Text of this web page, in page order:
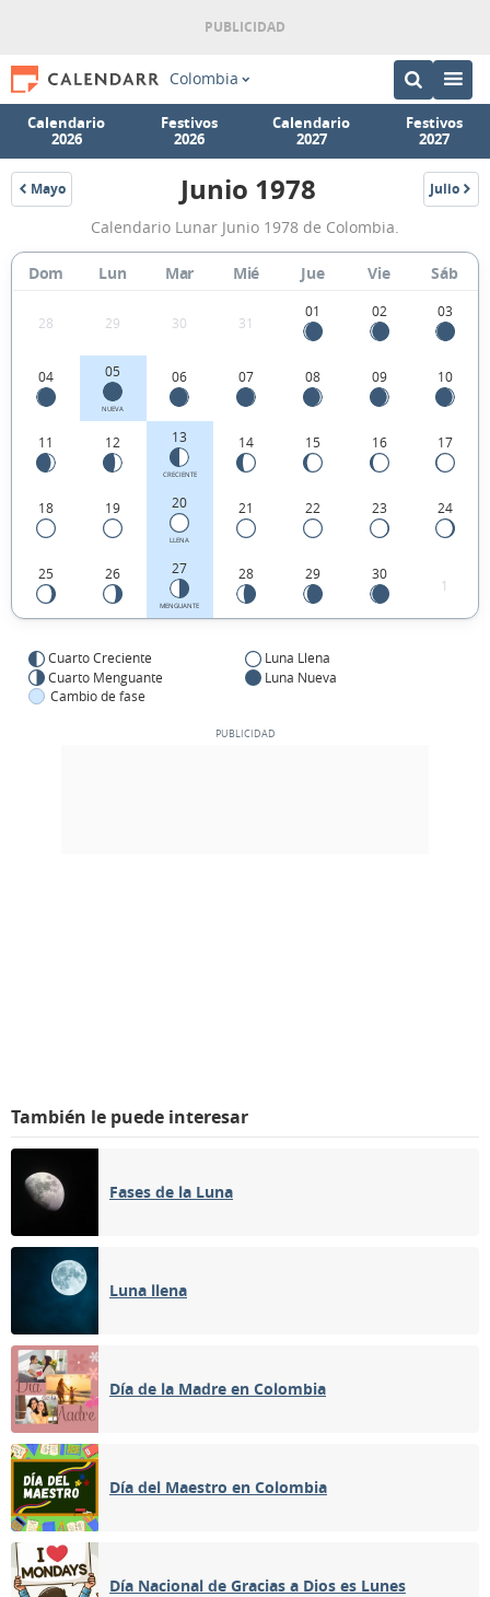
Colombia
Calendario
2026
Festivos
2026
Calendario
2027
Festivos
2027
Mayo
1978
Calendario
Lunar
Junio
Colombia.
Junio 1978 Julio
1978
Calendario Lunar Junio 1978 de Colombia.
Dom Lun Mar Mié Jue Vie Sáb
28 29 30 31
01 02 03
04 05
NUEVA
06 07 08 09 10
11 12 13
CRECIENTE
14 15 16 17
18 19 20
LLENA
21 22 23 24
25 26 27
MENGUANTE
28 29 30
1
Cuarto Creciente
Luna Llena
Cuarto Menguante
Luna Nueva
Cambio de fase
También le puede interesar
Fases de la Luna
Luna llena
Día de la Madre en Colombia
Día del Maestro en Colombia
Día Nacional de Gracias a Dios es Lunes